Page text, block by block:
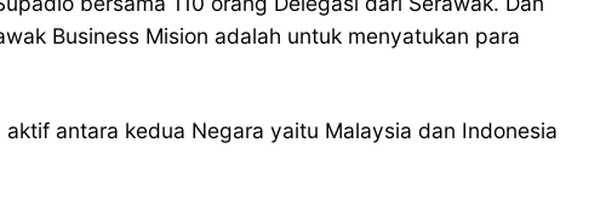
Business Mision adalah untuk menyatukan para
antara kedua Negara yaitu Malaysia dan Indonesia